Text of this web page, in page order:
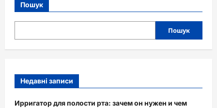
Пошук
Пошук
Недавні записи
Ирригатор для полости рта: зачем он нужен и чем